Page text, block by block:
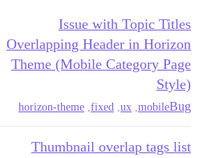
Issue with Topic Titles
Overlapping Header in Horizon
Theme (Mobile Category Page
Style)
Bug
mobile
ux
fixed
horizon-theme
Thumbnail overlap tags list